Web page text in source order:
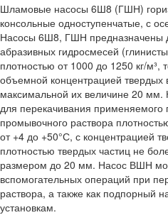
Шламовые насосы 6Ш8 (ГШН)
консольные одноступенчатые, с
Насосы 6Ш8, ГШН предназначены
абразивных гидросмесей
плотностью от 1000 до 1250 кг/м³,
объемной концентрацией твердых
максимальной их величине 20
для перекачивания применяемого
промывочного раствора
от +4 до +50°С, с концентрацией
плотностью твердых частиц не
размером до 20 мм. Насос ВШН
вспомогательных операций при
раствора, а также как подпорный
установкам.